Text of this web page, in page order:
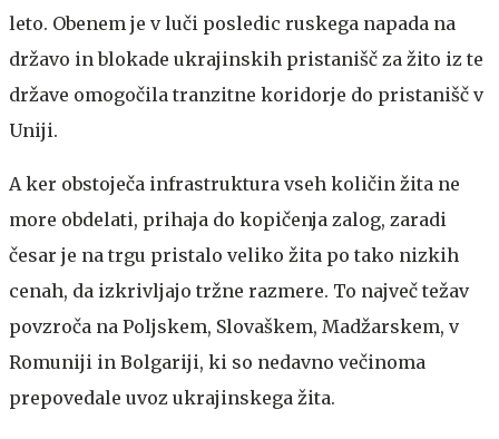
leto. Obenem je v luči posledic ruskega napada na
državo in blokade ukrajinskih pristanišč za žito iz te
države omogočila tranzitne koridorje do pristanišč v
Uniji.
A ker obstoječa infrastruktura vseh količin žita ne
more obdelati, prihaja do kopičenja zalog, zaradi
česar je na trgu pristalo veliko žita po tako nizkih
cenah, da izkrivljajo tržne razmere. To največ težav
povzroča na Poljskem, Slovaškem, Madžarskem, v
Romuniji in Bolgariji, ki so nedavno večinoma
prepovedale uvoz ukrajinskega žita.